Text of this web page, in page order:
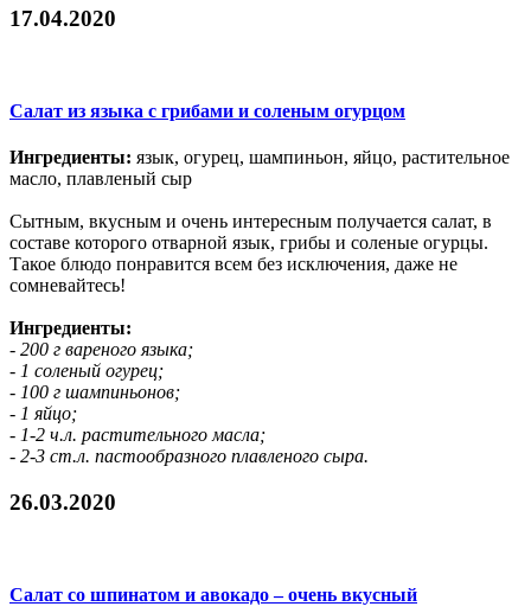
17.04.2020
Салат из языка с грибами и соленым огурцом
Ингредиенты: язык, огурец, шампиньон, яйцо, растительное
масло, плавленый сыр
Сытным, вкусным и очень интересным получается салат, в
составе которого отварной язык, грибы и соленые огурцы.
Такое блюдо понравится всем без исключения, даже не
сомневайтесь!
Ингредиенты:
- 200 г вареного языка;
- 1 соленый огурец;
- 100 г шампиньонов;
- 1 яйцо;
- 1-2 ч.л. растительного масла;
- 2-3 ст.л. пастообразного плавленого сыра.
26.03.2020
Салат со шпинатом и авокадо – очень вкусный